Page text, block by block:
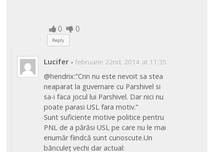
0 0
Reply
Lucifer - februarie 22nd, 2014 at 11:35
@hendrix:”Crin nu este nevoit sa stea
neaparat la guvernare cu Parshivel si
sa-i faca jocul lui Parshivel. Dar nici nu
poate parasi USL fara motiv.”
Sunt suficiente motive politice pentru
PNL de a părăsi USL pe care nu le mai
enumăr fiindcă sunt cunoscute.Un
bănculeț vechi dar actual: